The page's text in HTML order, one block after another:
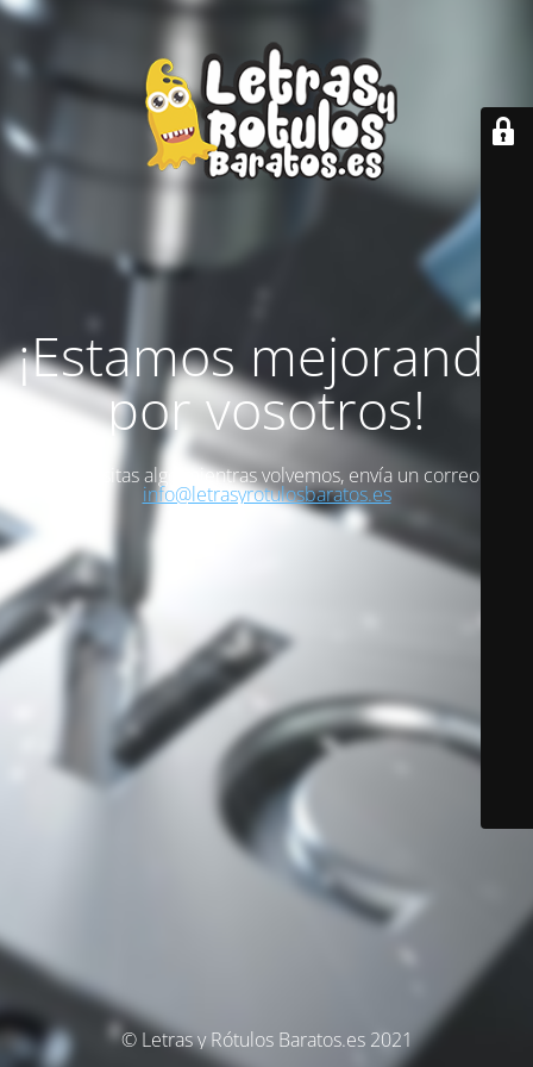
¡Estamos mejorando
por vosotros!
Si necesitas algo mientras volvemos, envía un correo a
info@letrasyrotulosbaratos.es
© Letras y Rótulos Baratos.es 2021